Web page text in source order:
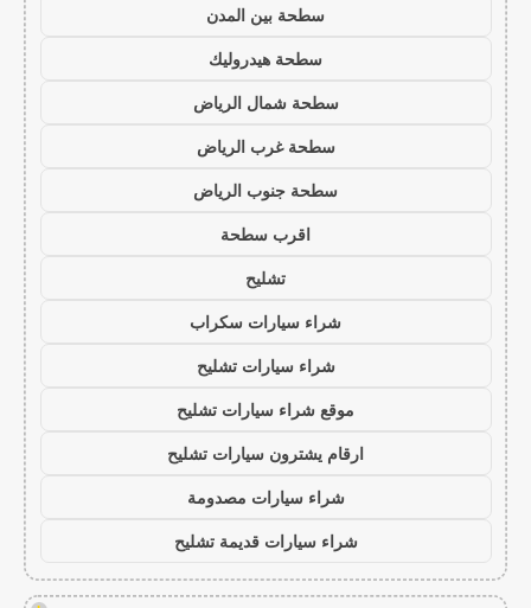
سطحة بين المدن
سطحة هيدروليك
سطحة شمال الرياض
سطحة غرب الرياض
سطحة جنوب الرياض
اقرب سطحة
تشليح
شراء سيارات سكراب
شراء سيارات تشليح
موقع شراء سيارات تشليح
ارقام يشترون سيارات تشليح
شراء سيارات مصدومة
شراء سيارات قديمة تشليح